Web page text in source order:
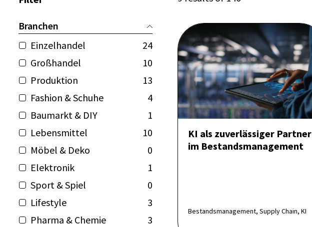
Branchen
Einzelhandel
24
Großhandel
10
Produktion
13
Fashion & Schuhe
4
Baumarkt & DIY
1
Lebensmittel
10
Möbel & Deko
0
Elektronik
1
Sport & Spiel
0
Lifestyle
3
Pharma & Chemie
3
KI als zuverlässiger Partner
im Bestands­management
Bestandsmanagement, Supply Chain, KI